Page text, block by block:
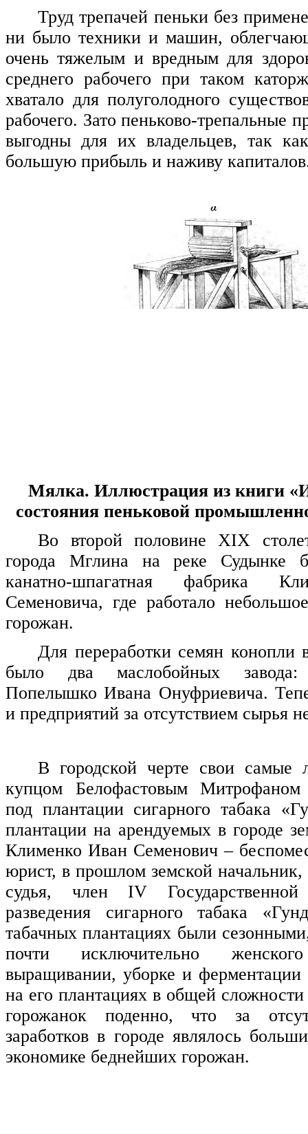
Труд трепачей пеньки без
ни было техники и машин,
очень тяжелым и вредным для
среднего рабочего при таком
хватало для полуголодного
рабочего. Зато пеньково-трепальные
выгодны для их владельцев, так
большую прибыль и наживу
Мялка. Иллюстрация из книги
состояния пеньковой
Во второй половине XIX
города Мглина на реке Судынке
канатно-шпагатная фабрика
Семеновича, где работало
горожан.
Для переработки семян конопли
было два маслобойных
Попелышко Ивана Онуфриевича.
и предприятий за отсутствием сырья
В городской черте свои самые
купцом Белофастовым Митрофаном
под плантации сигарного табака
плантации на арендуемых в городе
Клименко Иван Семенович –
юрист, в прошлом земской начальник,
судья, член IV
разведения сигарного табака
табачных плантациях были
почти исключительно
выращивании, уборке и ферментации
на его плантациях в общей
горожанок поденно, что за
заработков в городе являлось
экономике беднейших горожан.